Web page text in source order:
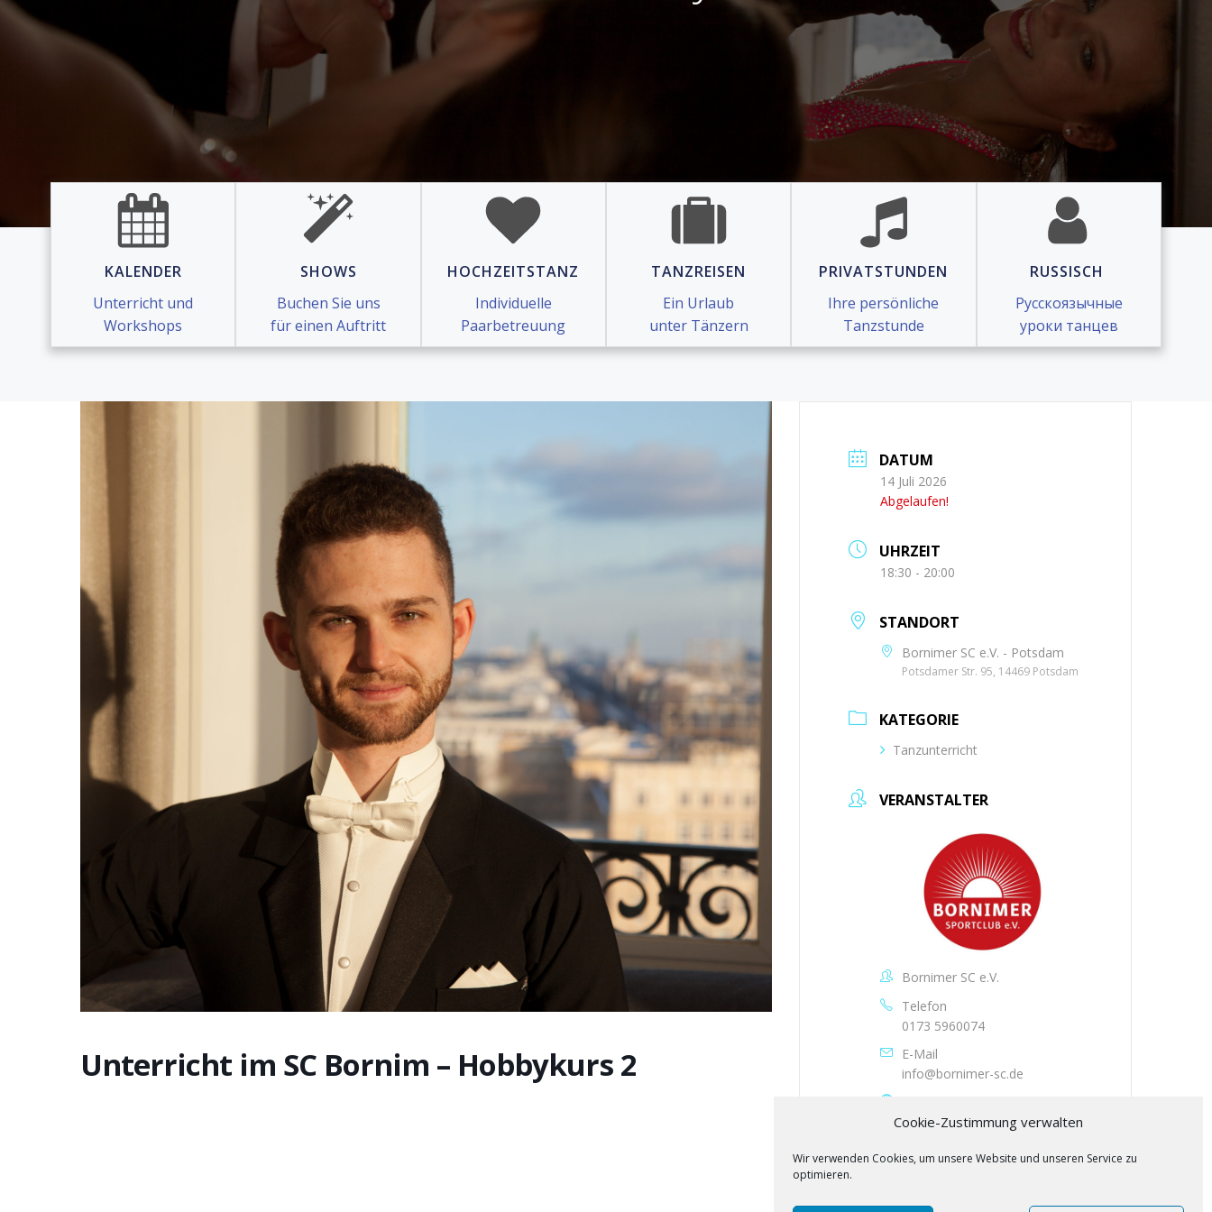
Cookie-Zustimmung verwalten
Wir verwenden Cookies, um unsere Website und unseren Service zu
optimieren.
KALENDER
Unterricht und
Workshops
SHOWS
Buchen Sie uns
für einen Auftritt
HOCHZEITSTANZ
Individuelle
Paarbetreuung
TANZREISEN
Ein Urlaub
unter Tänzern
PRIVATSTUNDEN
Ihre persönliche
Tanzstunde
RUSSISCH
Русскоязычные
уроки танцев
Unterricht im SC Bornim – Hobbykurs 2
DATUM
14 Juli 2026
Abgelaufen!
UHRZEIT
18:30 - 20:00
STANDORT
Bornimer SC e.V. - Potsdam
Potsdamer Str. 95, 14469 Potsdam
KATEGORIE
Tanzunterricht
VERANSTALTER
Bornimer SC e.V.
Telefon
0173 5960074
E-Mail
info@bornimer-sc.de
http://www.bornimer-sc.de